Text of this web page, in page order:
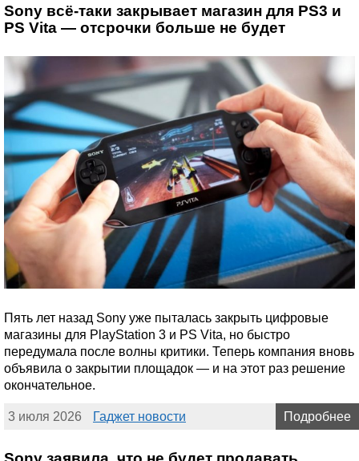
Sony всё-таки закрывает магазин для PS3 и
PS Vita — отсрочки больше не будет
Пять лет назад Sony уже пыталась закрыть цифровые
магазины для PlayStation 3 и PS Vita, но быстро
передумала после волны критики. Теперь компания вновь
объявила о закрытии площадок — и на этот раз решение
окончательное.
3 июля 2026 Гаджет новости Подробнее